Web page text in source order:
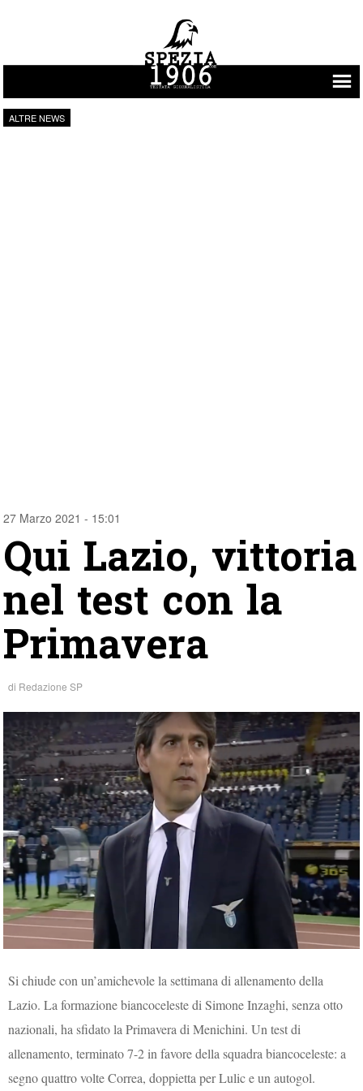
Vai al contenuto
ALTRE NEWS
27 Marzo 2021 - 15:01
Qui Lazio, vittoria
nel test con la
Primavera
di Redazione SP
Si chiude con un’amichevole la settimana di allenamento della
Lazio. La formazione biancoceleste di Simone Inzaghi, senza otto
nazionali, ha sfidato la Primavera di Menichini. Un test di
allenamento, terminato 7-2 in favore della squadra biancoceleste: a
segno quattro volte Correa, doppietta per Lulic e un autogol.